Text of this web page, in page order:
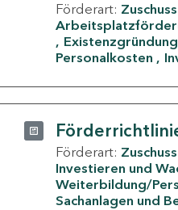
Förderart: Zuschuss
Existenzgründung
Personalkosten
Förderart: Zuschuss
Investieren und
Weiterbildung/
Sachanlagen und